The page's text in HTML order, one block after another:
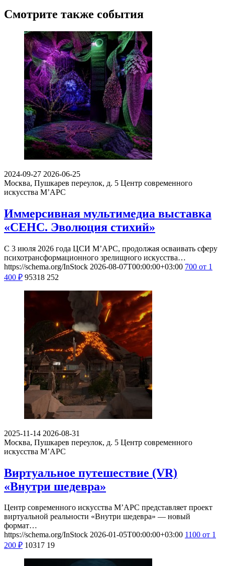
Смотрите также события
2024-09-27 2026-06-25
Москва, Пушкарев переулок, д. 5 Центр современного
искусства М’АРС
Иммерсивная мультимедиа выставка
«СЕНС. Эволюция стихий»
С 3 июля 2026 года ЦСИ М’АРС, продолжая осваивать сферу
психотрансформационного зрелищного искусства…
https://schema.org/InStock 2026-08-07T00:00:00+03:00 700 от 1
400 ₽ 95318 252
2025-11-14 2026-08-31
Москва, Пушкарев переулок, д. 5 Центр современного
искусства М’АРС
Виртуальное путешествие (VR)
«Внутри шедевра»
Центр современного искусства М’АРС представляет проект
виртуальной реальности «Внутри шедевра» — новый
формат…
https://schema.org/InStock 2026-01-05T00:00:00+03:00 1100 от 1
200 ₽ 10317 19